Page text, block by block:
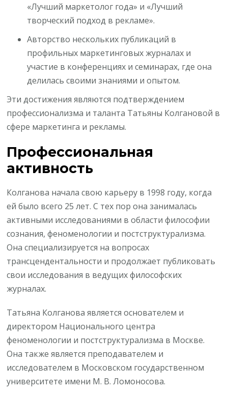
«Лучший маркетолог года» и «Лучший
творческий подход в рекламе».
Авторство нескольких публикаций в
профильных маркетинговых журналах и
участие в конференциях и семинарах, где она
делилась своими знаниями и опытом.
Эти достижения являются подтверждением
профессионализма и таланта Татьяны Колгановой в
сфере маркетинга и рекламы.
Профессиональная
активность
Колганова начала свою карьеру в 1998 году, когда
ей было всего 25 лет. С тех пор она занималась
активными исследованиями в области философии
сознания, феноменологии и постструктурализма.
Она специализируется на вопросах
трансцендентальности и продолжает публиковать
свои исследования в ведущих философских
журналах.
Татьяна Колганова является основателем и
директором Национального центра
феноменологии и постструктурализма в Москве.
Она также является преподавателем и
исследователем в Московском государственном
университете имени М. В. Ломоносова.